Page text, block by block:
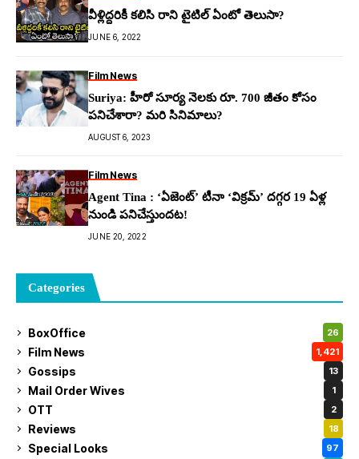
వీళ్లిద్దరికీ కలిసి రాని టైటిల్ ఏంటో తెలుసా?
JUNE 6, 2022
Film News
Suriya: హీరో సూర్య నెలకు రూ. 700 జీతం కోసం
పనిచేశారా? మరి సినిమాలు?
AUGUST 6, 2023
Film News
Agent Tina : ‘ఏజెంట్’ టీనా ‘విక్రమ్’ దగ్గర 19 ఏళ్ల
నుండి పనిచేస్తుందట!
JUNE 20, 2022
Categories
BoxOffice 26
Film News 1,421
Gossips 13
Mail Order Wives 1
OTT 2
Reviews 18
Special Looks 97